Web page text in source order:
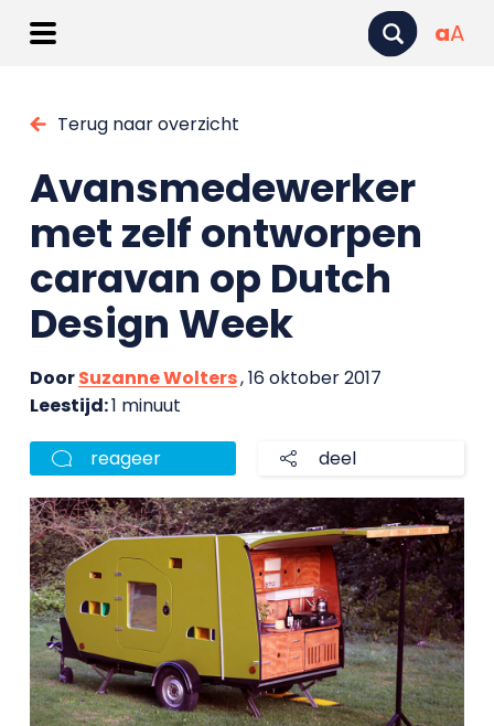
aA
Terug naar overzicht
Avansmedewerker
met zelf ontworpen
caravan op Dutch
Design Week
DoorSuzanne Wolters, 16 oktober 2017
Leestijd:1 minuut
reageer deel